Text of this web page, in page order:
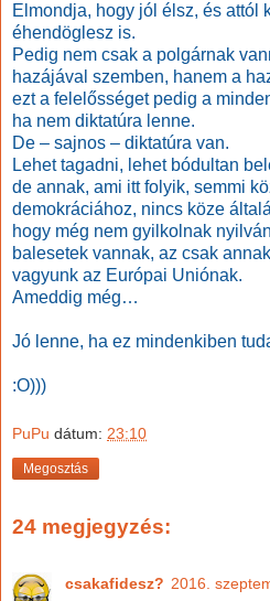
Elmondja, hogy jól élsz, és attól
éhendöglesz is.
Pedig nem csak a polgárnak
hazájával szemben, hanem a
ezt a felelősséget pedig a
ha nem diktatúra lenne.
De – sajnos – diktatúra van.
Lehet tagadni, lehet bódultan
de annak, ami itt folyik, semmi
demokráciához, nincs köze
hogy még nem gyilkolnak
balesetek vannak, az csak
vagyunk az Európai Uniónak.
Ameddig még…
Jó lenne, ha ez mindenkiben
:O)))
PuPu dátum: 23:10
Megosztás
24 megjegyzés:
csakafidesz? 2016.